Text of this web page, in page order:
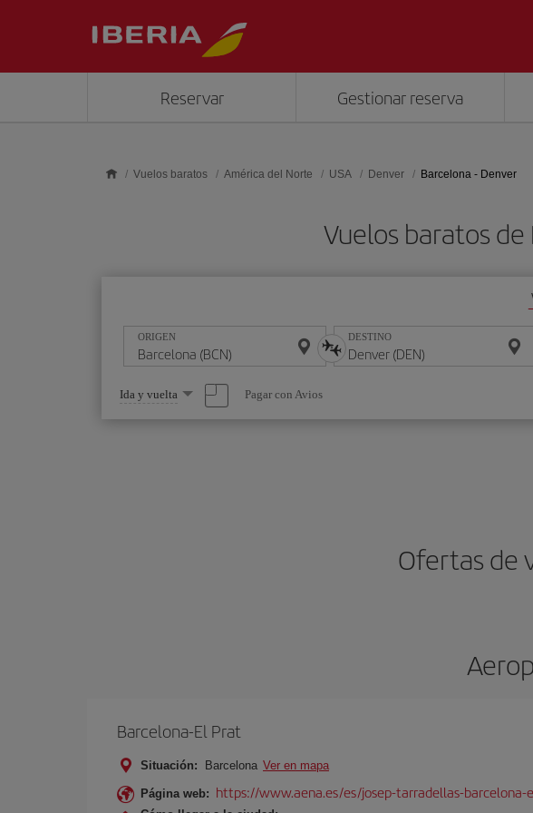
Reservar Gestionar reserva
Vuelos baratos América del Norte USA Denver Barcelona - Denver
Vuelos baratos
ORIGEN DESTINO
Seleccione
una
opción
Ida y vuelta Pagar con Avios
Ofertas de
Barcelona-El Prat
Situación: Barcelona Ver en mapa
Página web: https://www.aena.es/es/josep-tarradellas-barcelona-